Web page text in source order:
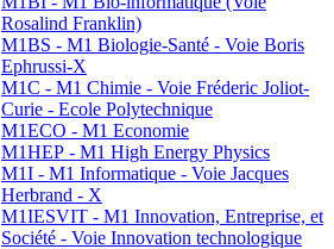
Rosalind Franklin)
M1BS - M1 Biologie-Santé - Voie Boris
Ephrussi-X
M1C - M1 Chimie - Voie Fréderic Joliot-
Curie - Ecole Polytechnique
M1ECO - M1 Economie
M1HEP - M1 High Energy Physics
M1I - M1 Informatique - Voie Jacques
Herbrand - X
M1IESVIT - M1 Innovation, Entreprise, et
Société - Voie Innovation technologique